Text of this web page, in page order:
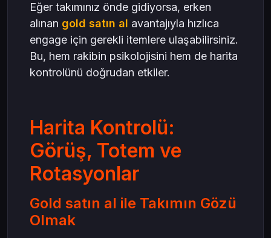
Eğer takımınız önde gidiyorsa, erken
alınan gold satın al avantajıyla hızlıca
engage için gerekli itemlere ulaşabilirsiniz.
Bu, hem rakibin psikolojisini hem de harita
kontrolünü doğrudan etkiler.
Harita Kontrolü:
Görüş, Totem ve
Rotasyonlar
Gold satın al ile Takımın Gözü
Olmak